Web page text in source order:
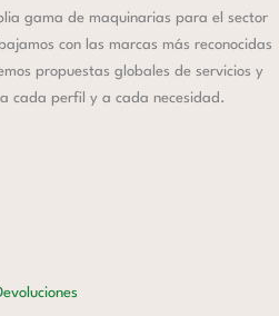
gama de maquinarias para el sector
con las marcas más reconocidas
propuestas globales de servicios y
cada perfil y a cada necesidad.